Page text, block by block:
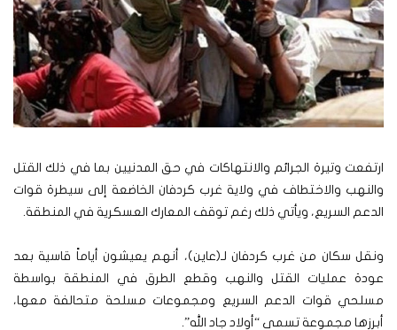
ارتفعت وتيرة الجرائم والانتهاكات في حق المدنيين بما في ذلك القتل
والنهب والاختطاف في ولاية غرب كردفان الخاضعة إلى سيطرة قوات
الدعم السريع، ويأتي ذلك رغم توقف المعارك العسكرية في المنطقة.
ونقل سكان من غرب كردفان لـ(عاين)، أنهم يعيشون أياماً قاسية بعد
عودة عمليات القتل والنهب وقطع الطرق في المنطقة بواسطة
مسلحي قوات الدعم السريع ومجموعات مسلحة متحالفة معها،
أبرزها مجموعة تسمى “أولاد جاد الله”.